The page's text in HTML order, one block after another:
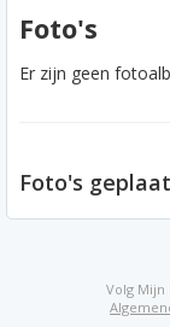
Foto's
Er zijn geen
Foto's
Volg Mijn